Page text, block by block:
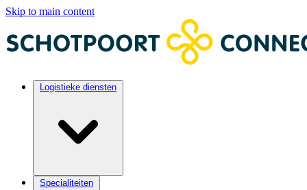
Skip to main content
Logistieke diensten
Specialiteiten